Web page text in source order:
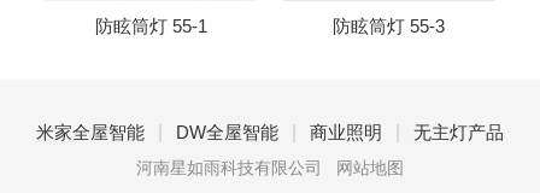
防眩筒灯 55-1 防眩筒灯 55-3
米家全屋智能 | DW全屋智能 | 商业照明 | 无主灯产品
河南星如雨科技有限公司 网站地图